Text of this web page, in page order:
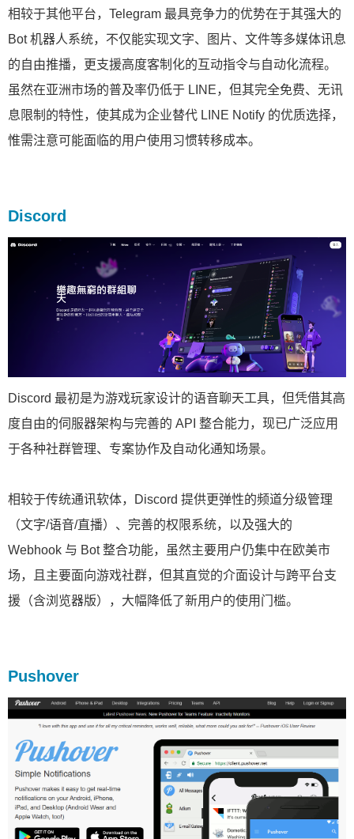
相较于其他平台，Telegram 最具竞争力的优势在于其强大的
Bot 机器人系统，不仅能实现文字、图片、文件等多媒体讯息
的自由推播，更支援高度客制化的互动指令与自动化流程。
虽然在亚洲市场的普及率仍低于 LINE，但其完全免费、无讯
息限制的特性，使其成为企业替代 LINE Notify 的优质选择，
惟需注意可能面临的用户使用习惯转移成本。
Discord
Discord 最初是为游戏玩家设计的语音聊天工具，但凭借其高
度自由的伺服器架构与完善的 API 整合能力，现已广泛应用
于各种社群管理、专案协作及自动化通知场景。
相较于传统通讯软体，Discord 提供更弹性的频道分级管理
（文字/语音/直播）、完善的权限系统，以及强大的
Webhook 与 Bot 整合功能，虽然主要用户仍集中在欧美市
场，且主要面向游戏社群，但其直觉的介面设计与跨平台支
援（含浏览器版），大幅降低了新用户的使用门槛。
Pushover